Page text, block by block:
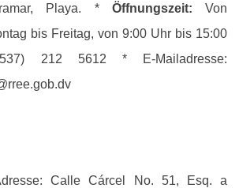
Playa. * Öffnungszeit: Von
bis Freitag, von 9:00 Uhr bis 15:00
212 5612 * E-Mailadresse:
Calle Cárcel No. 51, Esq. a